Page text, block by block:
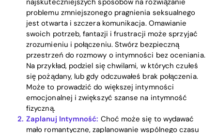
problemu zmniejszonego pragnienia seksualnego
jest otwarta i szczera komunikacja. Omawianie
swoich potrzeb, fantazji i frustracji może sprzyjać
zrozumieniu i połączeniu. Stwórz bezpieczną
przestrzeń do rozmowy o intymności bez oceniania.
Na przykład, podziel się chwilami, w których czułeś
się pożądany, lub gdy odczuwałeś brak połączenia.
Może to prowadzić do większej intymności
emocjonalnej i zwiększyć szanse na intymność
fizyczną.
Zaplanuj Intymność: Choć może się to wydawać
mało romantyczne, zaplanowanie wspólnego czasu